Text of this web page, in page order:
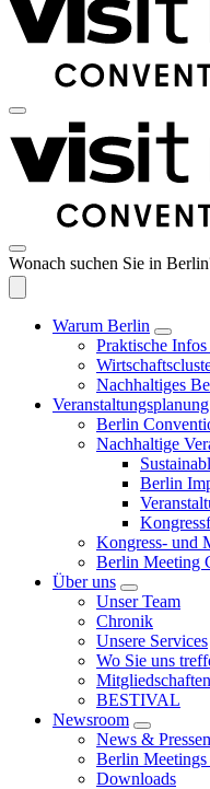
Wonach suchen Sie in
Warum Berlin
Praktische
Nachhaltiges
Veranstaltungsplanung
Berlin
Nachhaltige
Berlin
Kongress- und
Berlin Meeting
Über uns
Unser Team
Chronik
Unsere Services
Wo Sie uns
BESTIVAL
Newsroom
News &
Berlin
Downloads